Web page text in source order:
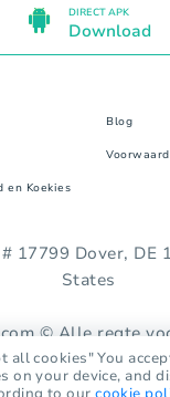
DIRECT APK
Download
Blog
en Koekies
17799 Dover, DE
States
© Alle regte
all cookies" You
on your device, and